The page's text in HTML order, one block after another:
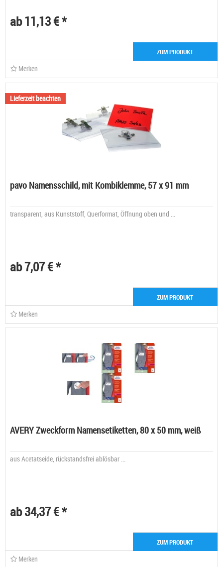
ab 11,13 € *
ZUM PRODUKT
Merken
Lieferzeit beachten
pavo Namensschild, mit Kombiklemme, 57 x 91 mm
transparent, aus Kunststoff, Querformat, Öffnung oben und ...
ab 7,07 € *
ZUM PRODUKT
Merken
AVERY Zweckform Namensetiketten, 80 x 50 mm, weiß
aus Acetatseide, rückstandsfrei ablösbar ...
ab 34,37 € *
ZUM PRODUKT
Merken